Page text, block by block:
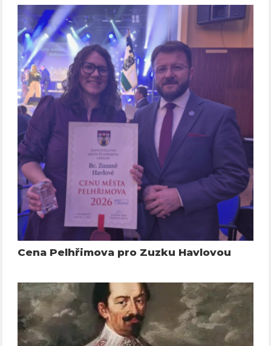
Cena Pelhřimova pro Zuzku Havlovou